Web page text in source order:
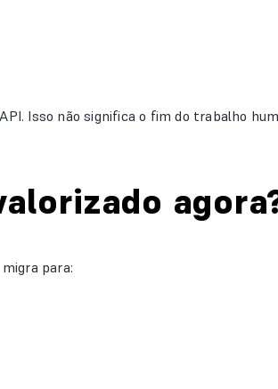
Isso não significa o fim do trabalho
para: